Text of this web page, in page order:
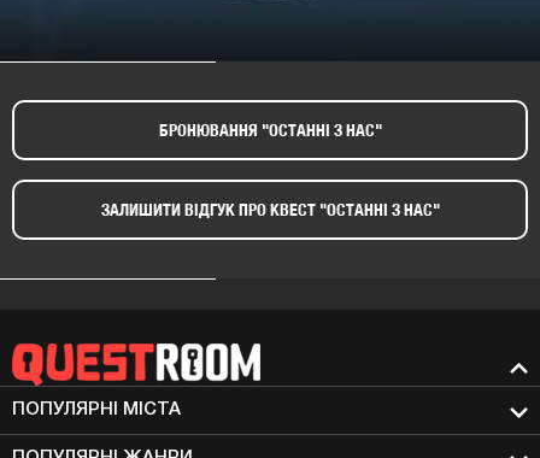
БРОНЮВАННЯ "ОСТАННІ З НАС"​
ЗАЛИШИТИ ВІДГУК ПРО КВЕСТ "ОСТАННІ З НАС"​
ПОПУЛЯРНІ МIСТА